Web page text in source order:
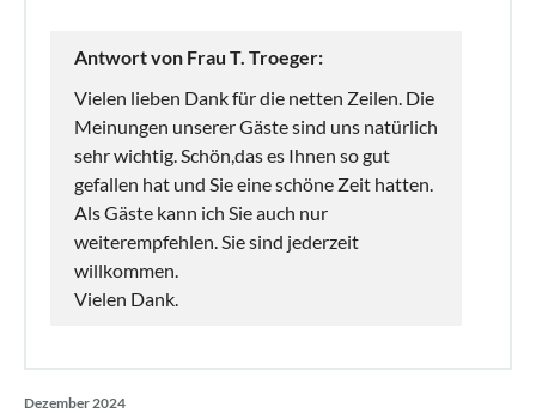
Antwort von Frau T. Troeger:
Vielen lieben Dank für die netten Zeilen. Die
Meinungen unserer Gäste sind uns natürlich
sehr wichtig. Schön,das es Ihnen so gut
gefallen hat und Sie eine schöne Zeit hatten.
Als Gäste kann ich Sie auch nur
weiterempfehlen. Sie sind jederzeit
willkommen.
Vielen Dank.
Dezember 2024